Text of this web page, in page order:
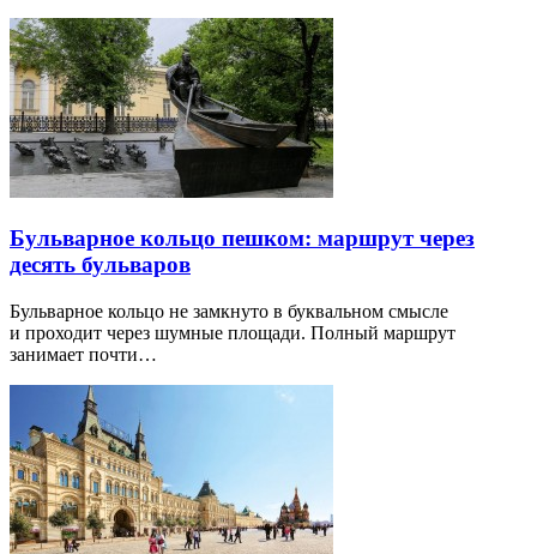
Бульварное кольцо пешком: маршрут через
десять бульваров
Бульварное кольцо не замкнуто в буквальном смысле
и проходит через шумные площади. Полный маршрут
занимает почти…